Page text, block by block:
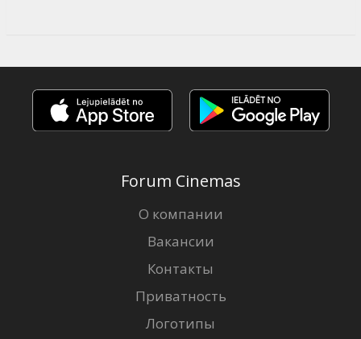
Forum Cinemas
О компании
Вакансии
Контакты
Приватность
Логотипы